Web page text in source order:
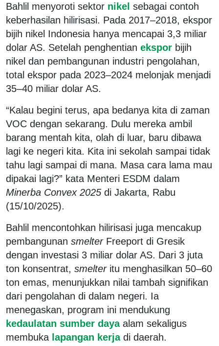
Bahlil menyoroti sektor nikel sebagai contoh
keberhasilan hilirisasi. Pada 2017–2018, ekspor
bijih nikel Indonesia hanya mencapai 3,3 miliar
dolar AS. Setelah penghentian ekspor bijih
nikel dan pembangunan industri pengolahan,
total ekspor pada 2023–2024 melonjak menjadi
35–40 miliar dolar AS.
“Kalau begini terus, apa bedanya kita di zaman
VOC dengan sekarang. Dulu mereka ambil
barang mentah kita, olah di luar, baru dibawa
lagi ke negeri kita. Kita ini sekolah sampai tidak
tahu lagi sampai di mana. Masa cara lama mau
dipakai lagi?” kata Menteri ESDM dalam
Minerba Convex 2025 di Jakarta, Rabu
(15/10/2025).
Bahlil mencontohkan hilirisasi juga mencakup
pembangunan smelterFreeport di Gresik
dengan investasi 3 miliar dolar AS. Dari 3 juta
ton konsentrat, smelteritu menghasilkan 50–60
ton emas, menunjukkan nilai tambah signifikan
dari pengolahan di dalam negeri. Ia
menegaskan, program ini mendukung
kedaulatan sumber daya alam sekaligus
membuka lapangan kerja di daerah.